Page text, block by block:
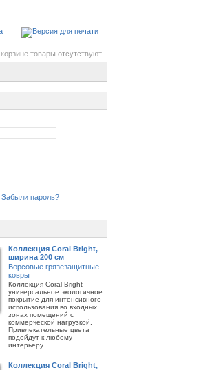
товары отсутствуют
Забыли пароль?
Коллекция Coral Bright,
ширина 200 см
Ворсовые грязезащитные
ковры
Коллекция Coral Bright -
универсальное экологичное
покрытие для интенсивного
использования во входных
зонах помещений с
коммерческой нагрузкой.
Привлекательные цвета
подойдут к любому
интерьеру.
Коллекция Coral Bright,